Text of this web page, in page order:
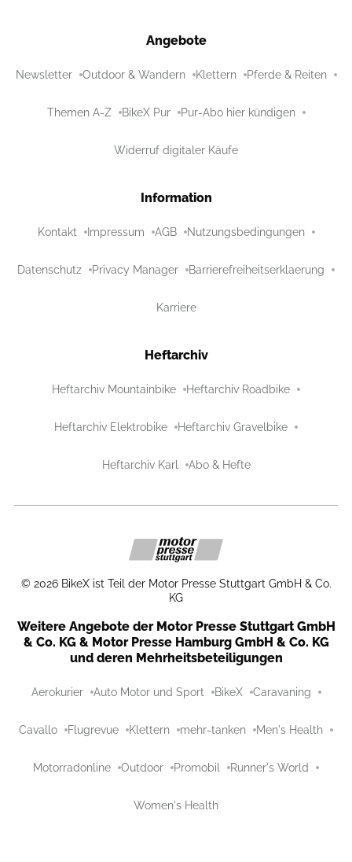
Angebote
Newsletter Outdoor & Wandern Klettern Pferde & Reiten
Themen A-Z BikeX Pur Pur-Abo hier kündigen
Widerruf digitaler Käufe
Information
Kontakt Impressum AGB Nutzungsbedingungen
Datenschutz Privacy Manager Barrierefreiheitserklaerung
Karriere
Heftarchiv
Heftarchiv Mountainbike Heftarchiv Roadbike
Heftarchiv Elektrobike Heftarchiv Gravelbike
Heftarchiv Karl Abo & Hefte
© 2026 BikeX ist Teil der Motor Presse Stuttgart GmbH & Co.
KG
Weitere Angebote der Motor Presse Stuttgart GmbH
& Co. KG & Motor Presse Hamburg GmbH & Co. KG
und deren Mehrheitsbeteiligungen
Aerokurier Auto Motor und Sport BikeX Caravaning
Cavallo Flugrevue Klettern mehr-tanken Men's Health
Motorradonline Outdoor Promobil Runner's World
Women's Health